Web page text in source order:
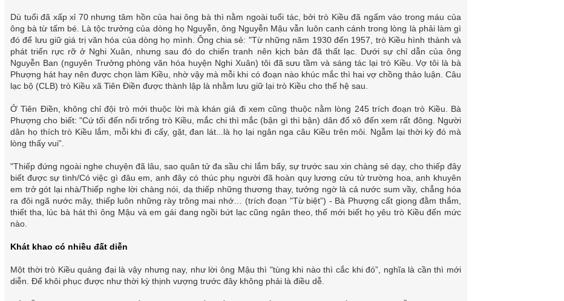
Dù tuổi đã xấp xỉ 70 nhưng tâm hồn của hai ông bà thì nằm ngoài tuổi tác, bởi trò Kiều đã ngấm vào trong máu của
ông bà từ tấm bé. Là tộc trưởng của dòng họ Nguyễn, ông Nguyễn Mậu vẫn luôn canh cánh trong lòng là phải làm gì
đó để lưu giữ giá trị văn hóa của dòng họ mình. Ông chia sẻ: "Từ những năm 1930 đến 1957, trò Kiều hình thành và
phát triển rực rỡ ở Nghi Xuân, nhưng sau đó do chiến tranh nên kịch bản đã thất lạc. Dưới sự chỉ dẫn của ông
Nguyễn Ban (nguyên Trưởng phòng văn hóa huyện Nghi Xuân) tôi đã sưu tầm và sáng tác lại trò Kiều. Vợ tôi là bà
Phượng hát hay nên được chọn làm Kiều, nhờ vậy mà mỗi khi có đoạn nào khúc mắc thì hai vợ chồng thảo luận. Câu
lạc bộ (CLB) trò Kiều xã Tiên Điền được thành lập là nhằm lưu giữ lại trò Kiều cho thế hệ sau.
Ở Tiên Điền, không chỉ đội trò mới thuộc lời mà khán giả đi xem cũng thuộc nằm lòng 245 trích đoạn trò Kiều. Bà
Phượng cho biết: "Cứ tối đến nổi trống trò Kiều, mắc chi thì mắc (bận gì thì bận) dân đổ xô đến xem rất đông. Người
dân họ thích trò Kiều lắm, mỗi khi đi cấy, gặt, đan lát...là họ lại ngân nga câu Kiều trên môi. Ngẫm lại thời kỳ đó mà
lòng thấy vui”.
"Thiếp đứng ngoài nghe chuyện đã lâu, sao quân tử đa sầu chi lắm bấy, sự trước sau xin chàng sẻ dạy, cho thiếp đây
biết được sự tình/Có việc gì đâu em, anh đây có thúc phụ người đã hoàn quy lương cửu tử trường hoa, anh khuyên
em trở gót lại nhà/Thiếp nghe lời chàng nói, dạ thiếp những thương thay, tưởng ngờ là cả nước sum vầy, chẳng hóa
ra đôi ngã nước mây, thiếp luôn những rày trông mai nhớ… (trích đoạn "Từ biệt”) - Bà Phượng cất giọng đằm thắm,
thiết tha, lúc bà hát thì ông Mậu và em gái đang ngồi bứt lạc cũng ngân theo, thế mới biết họ yêu trò Kiều đến mức
nào.
Khát khao có nhiều đất diễn
Một thời trò Kiều quảng đại là vậy nhưng nay, như lời ông Mậu thì "tùng khi nào thì cắc khi đó”, nghĩa là cần thì mới
diễn. Để khôi phục được như thời kỳ thịnh vượng trước đây không phải là điều dễ.